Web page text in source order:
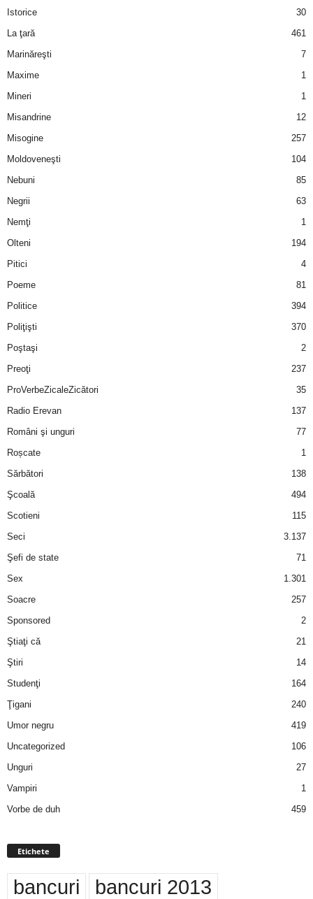
Istorice
30
La ţară
461
Marinăreşti
7
Maxime
1
Mineri
1
Misandrine
12
Misogine
257
Moldoveneşti
104
Nebuni
85
Negrii
63
Nemţi
1
Olteni
194
Pitici
4
Poeme
81
Politice
394
Poliţişti
370
Poştaşi
2
Preoţi
237
ProVerbeZicaleZicători
35
Radio Erevan
137
Români şi unguri
77
Roșcate
1
Sărbători
138
Şcoală
494
Scotieni
115
Seci
3.137
Şefi de state
71
Sex
1.301
Soacre
257
Sponsored
2
Ştiaţi că
21
Ştiri
14
Studenţi
164
Ţigani
240
Umor negru
419
Uncategorized
106
Unguri
27
Vampiri
1
Vorbe de duh
459
Etichete
bancuri bancuri 2013